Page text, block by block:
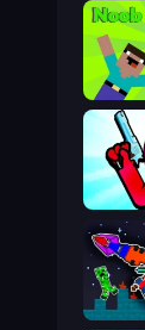
Noob: